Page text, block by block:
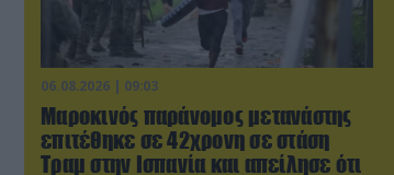
06.08.2026 | 09:03
Μαροκινός παράνομος μετανάστης
επιτέθηκε σε 42χρονη σε στάση
Τραμ στην Ισπανία και απείλησε ότι